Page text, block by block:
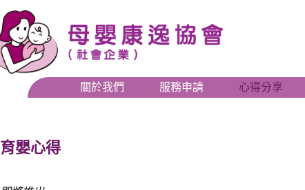
關於我們 服務申請 心得分享
育嬰心得